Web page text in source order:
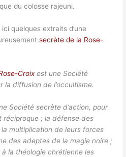
du colosse rajeuni.
quelques extraits d’une
secrète de la Rose-
Croixest une Société
diffusion de l’occultisme.
Société secrète d’action, pour
réciproque ; la défense des
multiplication de leurs forces
des adeptes de la magie noire ;
la théologie chrétienne les